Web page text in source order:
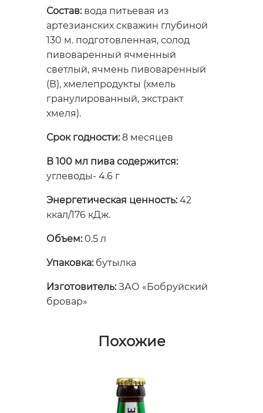
Состав: вода питьевая из
артезианских скважин глубиной
130 м. подготовленная, солод
пивоваренный ячменный
светлый, ячмень пивоваренный
(В), хмелепродукты (хмель
гранулированный, экстракт
хмеля).
Срок годности:8 месяцев
В 100 мл пива содержится:
углеводы- 4.6 г
Энергетическая ценность:42
ккал/176 кДж.
Объем:0.5 л
Упаковка: бутылка
Изготовитель:ЗАО «Бобруйский
бровар»
Похожие